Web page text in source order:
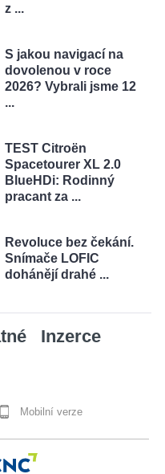
z ...
S jakou navigací na
dovolenou v roce
2026? Vybrali jsme 12
...
TEST Citroën
Spacetourer XL 2.0
BlueHDi: Rodinný
pracant za ...
Revoluce bez čekání.
Snímače LOFIC
dohánějí drahé ...
Inzerce
Mobilní verze